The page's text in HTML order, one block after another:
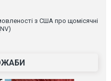
з США про щомісячні